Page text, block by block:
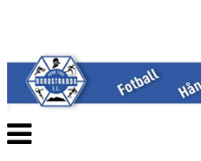
Veksle
navigasjon